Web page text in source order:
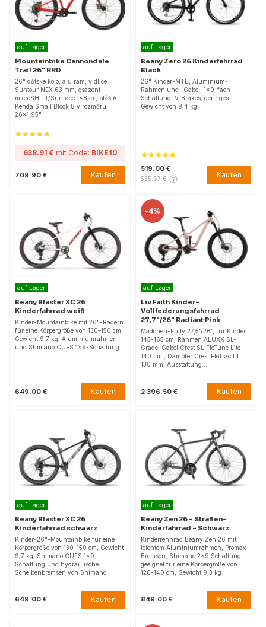
auf Lager
Mountainbike Cannondale
Trail 26" RRD
26" dětské kolo, alu rám, vidlice
Suntour NEX 63 mm, osazení
microSHIFT/Sunrace 1x8sp., pláště
Kenda Small Block 8 v rozměru
26x1,95".
638.91 € mit Code: BIKE10
709.90 € Kaufen
auf Lager
Beany Zero 26 Kinderfahrrad
Black
26" Kinder-MTB, Aluminium-
Rahmen und -Gabel, 1×9-fach
Schaltung, V-Brakes, geringes
Gewicht von 8,4 kg.
519.00 €
535.67 € Kaufen
auf Lager
Beany Blaster XC 26
Kinderfahrrad weiß
Kinder-Mountainbike mit 26"-Rädern
für eine Körpergröße von 130–150 cm,
Gewicht 9,7 kg, Aluminiumrahmen
und Shimano CUES 1x9-Schaltung.
649.00 € Kaufen
-4%
auf Lager
Liv Faith Kinder-
Vollfederungsfahrrad
27,7"/26" Radiant Pink
Mädchen-Fully 27,5”/26”, für Kinder
145-165 cm, Rahmen ALUXX SL-
Grade, Gabel Crest SL FloTune Lite
140 mm, Dämpfer Crest FloTrac LT
130 mm, Ausstattung…
2 396.50 € Kaufen
auf Lager
Beany Blaster XC 26
Kinderfahrrad schwarz
Kinder-26"-Mountainbike für eine
Körpergröße von 130–150 cm, Gewicht
9,7 kg, Shimano CUES 1x9-
Schaltung und hydraulische
Scheibenbremsen von Shimano.
649.00 € Kaufen
auf Lager
Beany Zen 26 – Straßen-
Kinderfahrrad – Schwarz
Kinderrennrad Beany Zen 26 mit
leichtem Aluminiumrahmen, Promax
Bremsen, Shimano 2x9 Schaltung,
geeignet für eine Körpergröße von
120-140 cm, Gewicht 9,3 kg.
849.00 € Kaufen